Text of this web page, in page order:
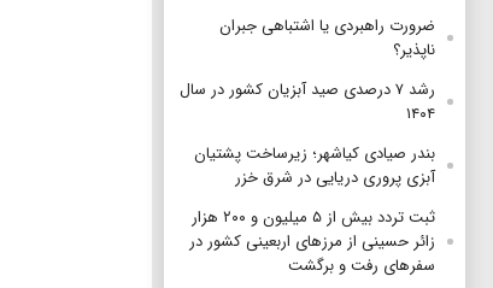
ضرورت راهبردی یا اشتباهی جبران
ناپذیر؟
رشد ۷ درصدی صید آبزیان کشور در سال
۱۴۰۴
بندر صیادی کیاشهر؛ زیرساخت پشتیان
آبزی پروری دریایی در شرق خزر
ثبت تردد بیش از ۵ میلیون و ۲۰۰ هزار
زائر حسینی از مرزهای اربعینی کشور در
سفرهای رفت و برگشت